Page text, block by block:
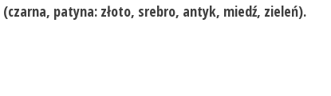
patyna: złoto, srebro, antyk, miedź, zieleń).